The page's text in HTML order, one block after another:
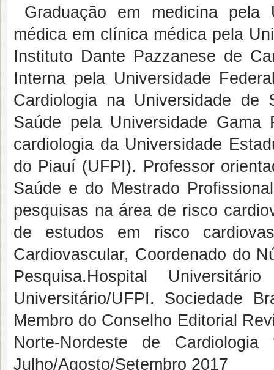
Graduação em medicina pela
médica em clínica médica pela
Instituto Dante Pazzanese de
Interna pela Universidade
Cardiologia na Universidade de
Saúde pela Universidade
cardiologia da Universidade
do Piauí (UFPI). Professor
Saúde e do Mestrado
pesquisas na área de risco
de estudos em risco
Cardiovascular, Coordenado do
Pesquisa.Hospital
Universitário/UFPI. Sociedade
Membro do Conselho Editorial
Norte-Nordeste de
Julho/Agosto/Setembro 2017